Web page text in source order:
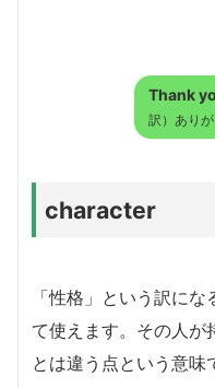
Thank
訳）あり
character
「性格」という訳に
て使えます。その人が
とは違う点という意味